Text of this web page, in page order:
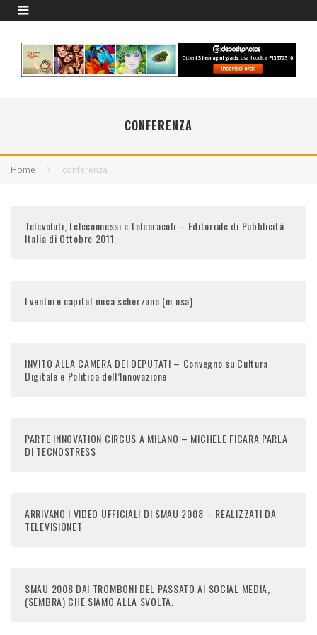
CONFERENZA
Home conferenza
Televoluti, teleconnessi e teleoracoli – Editoriale di Pubblicità
Italia di Ottobre 2011
I venture capital mica scherzano (in usa)
INVITO ALLA CAMERA DEI DEPUTATI – Convegno su Cultura
Digitale e Politica dell’Innovazione
PARTE INNOVATION CIRCUS A MILANO – MICHELE FICARA PARLA
DI TECNOSTRESS
ARRIVANO I VIDEO UFFICIALI DI SMAU 2008 – REALIZZATI DA
TELEVISIONET
SMAU 2008 DAI TROMBONI DEL PASSATO AI SOCIAL MEDIA,
(SEMBRA) CHE SIAMO ALLA SVOLTA.